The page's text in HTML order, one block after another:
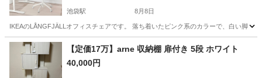
池袋駅 8月8日
IKEAのLÅNGFJÄLLオフィスチェアです。 落ち着いたピンク系のカラーで、白い脚・
東京 豊島区 池袋駅 椅子
【定価17万】arne 収納棚 扉付き 5段 ホワイト
40,000円